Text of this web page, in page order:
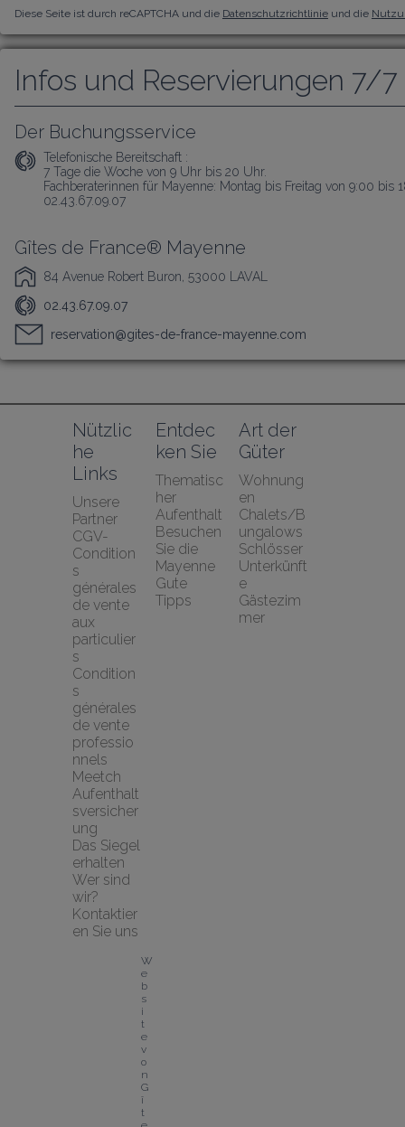
Diese Seite ist durch reCAPTCHA und die Datenschutzrichtlinie und die
Infos und Reservierungen 7/7
Der Buchungsservice
Telefonische Bereitschaft :
7 Tage die Woche von 9 Uhr bis 20 Uhr.
Fachberaterinnen für Mayenne: Montag bis Freitag von 9:00
02.43.67.09.07
Gîtes de France® Mayenne
84 Avenue Robert Buron, 53000 LAVAL
02.43.67.09.07
reservation@gites-de-france-mayenne.com
Nützlic
he
Links
Unsere
Partner
CGV-
Condition
s
générales
de vente
aux
particulier
s
Condition
s
générales
de vente
professio
nnels
Meetch
Aufenthalt
sversicher
ung
Das Siegel
erhalten
Wer sind
wir?
Kontaktier
en Sie uns
Entdec
ken Sie
Thematisc
her
Aufenthalt
Besuchen
Sie die
Mayenne
Gute
Tipps
Art der
Güter
Wohnung
en
Chalets/B
ungalows
Schlösser
Unterkünft
e
Gästezim
mer
W
e
b
s
i
t
e
v
o
n
G
î
t